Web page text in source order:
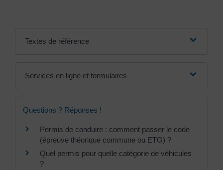
Textes de référence
Services en ligne et formulaires
Questions ? Réponses !
Permis de conduire : comment passer le code
(épreuve théorique commune ou ETG) ?
Quel permis pour quelle catégorie de véhicules
?